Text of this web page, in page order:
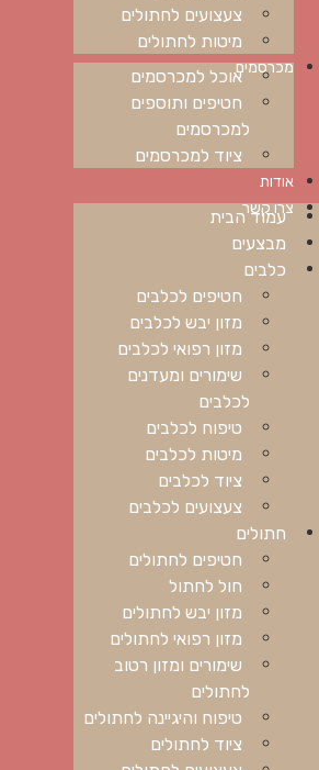
צעצועים לחתולים
מיטות לחתולים
מכרסמיםאוכל למכרסמים
חטיפים ותוספים
למכרסמים
ציוד למכרסמים
אודות
צרו קשר
עמוד הבית
מבצעים
כלבים
חטיפים לכלבים
מזון יבש לכלבים
מזון רפואי לכלבים
שימורים ומעדנים
לכלבים
טיפוח לכלבים
מיטות לכלבים
ציוד לכלבים
צעצועים לכלבים
חתולים
חטיפים לחתולים
חול לחתול
מזון יבש לחתולים
מזון רפואי לחתולים
שימורים ומזון רטוב
לחתולים
טיפוח והיגיינה לחתולים
ציוד לחתולים